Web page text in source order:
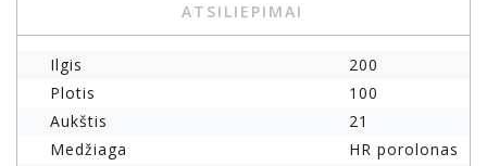
ATSILIEPIMAI
Ilgis
200
Plotis
100
Aukštis
21
Medžiaga
HR porolonas